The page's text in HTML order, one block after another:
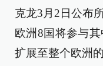
克龙3月2日公布
欧洲8国将参与
扩展至整个欧洲